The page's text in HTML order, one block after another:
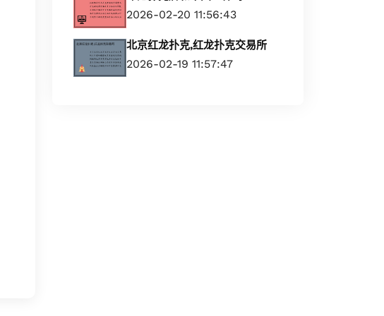
2026-02-20 11:56:43
北京红龙扑克,红龙扑克交易所
2026-02-19 11:57:47